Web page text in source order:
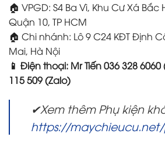
🏠 VPGD: S4 Ba Vì, Khu Cư Xá Bắc
Quận 10, TP HCM
🏠 Chi nhánh: Lô 9 C24 KĐT Định
Mai, Hà Nội
📱 Điện thoại: Mr Tiến 036 328
115 509 (Zalo)
✔Xem thêm Phụ kiện
https://